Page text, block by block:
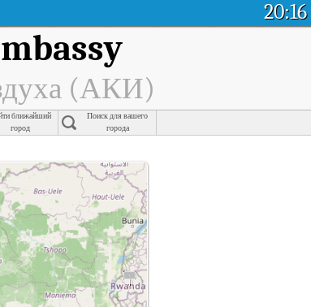
20:16
(АКИ)
ближайший
город
Поиск для вашего
города